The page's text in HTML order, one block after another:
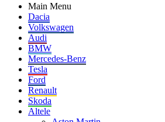
Main Menu
Dacia
Volkswagen
Audi
BMW
Mercedes-Benz
Tesla
Ford
Renault
Skoda
Altele